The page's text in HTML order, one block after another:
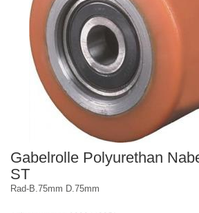
Gabelrolle Polyurethan
ST
Rad-B.75mm D.75mm